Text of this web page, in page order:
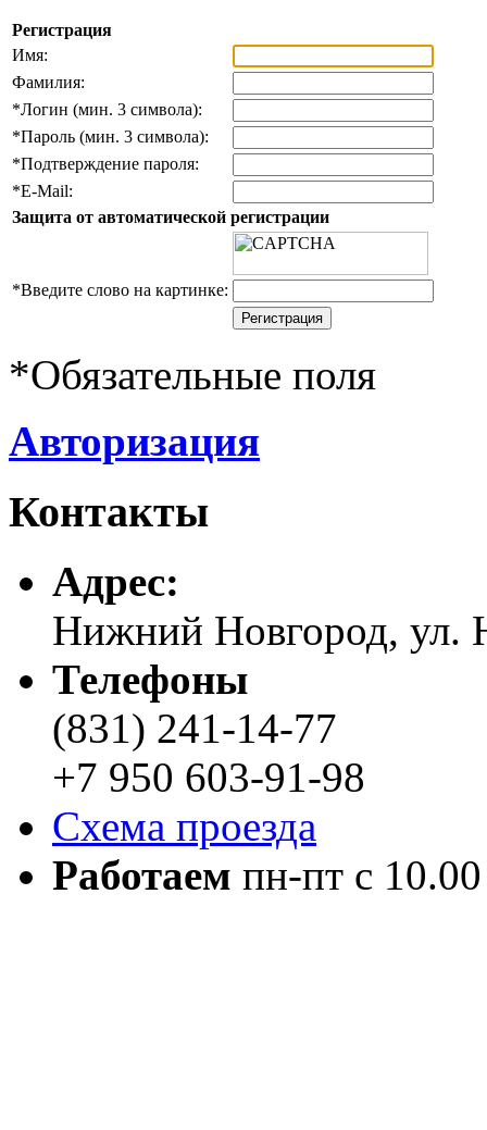
Регистрация
Имя:
Фамилия:
*Логин (мин. 3 символа):
*Пароль (мин. 3 символа):
*Подтверждение пароля:
*E-Mail:
Защита от автоматической регистрации
*Введите слово на картинке:
*Обязательные поля
Авторизация
Контакты
Адреc:
Нижний Новгород, ул.
Телефоны
(831) 241-14-77
+7 950 603-91-98
Схема проезда
Работаем пн-пт с